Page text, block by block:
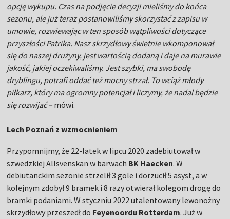
opcję wykupu. Czas na podjęcie decyzji mieliśmy do końca
sezonu, ale już teraz postanowiliśmy skorzystać z zapisu w
umowie, rozwiewając w ten sposób wątpliwości dotyczące
przyszłości Patrika. Nasz skrzydłowy świetnie wkomponował
się do naszej drużyny, jest wartością dodaną i daje na murawie
jakość, jakiej oczekiwaliśmy. Jest szybki, ma swobodę
dryblingu, potrafi oddać też mocny strzał. To wciąż młody
piłkarz, który ma ogromny potencjał i liczymy, że nadal będzie
się rozwijać – mówi.
Lech Poznań z wzmocnieniem
Przypomnijmy, że 22-latek w lipcu 2020 zadebiutował w
szwedzkiej Allsvenskan w barwach BK Haecken. W
debiutanckim sezonie strzelił 3 gole i dorzucił 5 asyst, a w
kolejnym zdobył 9 bramek i 8 razy otwierał kolegom drogę do
bramki podaniami. W styczniu 2022 utalentowany lewonożny
skrzydłowy przeszedł do Feyenoordu Rotterdam. Już w